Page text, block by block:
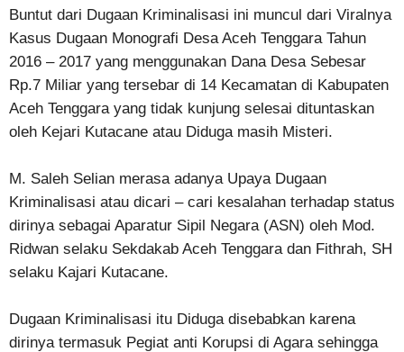
Buntut dari Dugaan Kriminalisasi ini muncul dari Viralnya
Kasus Dugaan Monografi Desa Aceh Tenggara Tahun
2016 – 2017 yang menggunakan Dana Desa Sebesar
Rp.7 Miliar yang tersebar di 14 Kecamatan di Kabupaten
Aceh Tenggara yang tidak kunjung selesai dituntaskan
oleh Kejari Kutacane atau Diduga masih Misteri.
M. Saleh Selian merasa adanya Upaya Dugaan
Kriminalisasi atau dicari – cari kesalahan terhadap status
dirinya sebagai Aparatur Sipil Negara (ASN) oleh Mod.
Ridwan selaku Sekdakab Aceh Tenggara dan Fithrah, SH
selaku Kajari Kutacane.
Dugaan Kriminalisasi itu Diduga disebabkan karena
dirinya termasuk Pegiat anti Korupsi di Agara sehingga